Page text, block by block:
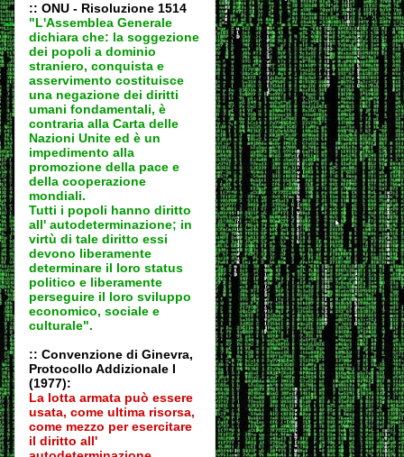
:: ONU - Risoluzione 1514
"L'Assemblea Generale
dichiara che: la soggezione
dei popoli a dominio
straniero, conquista e
asservimento costituisce
una negazione dei diritti
umani fondamentali, è
contraria alla Carta delle
Nazioni Unite ed è un
impedimento alla
promozione della pace e
della cooperazione
mondiali.
Tutti i popoli hanno diritto
all' autodeterminazione; in
virtù di tale diritto essi
devono liberamente
determinare il loro status
politico e liberamente
perseguire il loro sviluppo
economico, sociale e
culturale".
:: Convenzione di Ginevra,
Protocollo Addizionale I
(1977):
La lotta armata può essere
usata, come ultima risorsa,
come mezzo per esercitare
il diritto all'